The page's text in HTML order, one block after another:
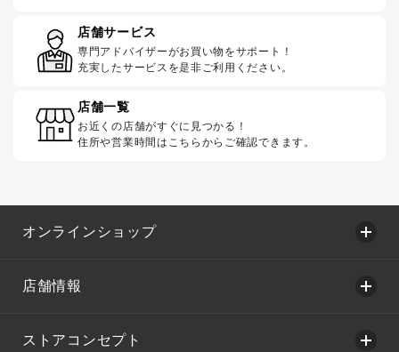
店舗サービス
専門アドバイザーがお買い物をサポート！
充実したサービスを是非ご利用ください。
店舗一覧
お近くの店舗がすぐに見つかる！
住所や営業時間はこちらからご確認できます。
オンラインショップ
店舗情報
ストアコンセプト